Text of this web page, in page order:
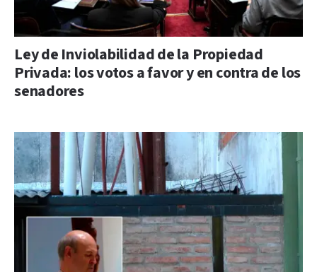
Ley de Inviolabilidad de la Propiedad
Privada: los votos a favor y en contra de los
senadores